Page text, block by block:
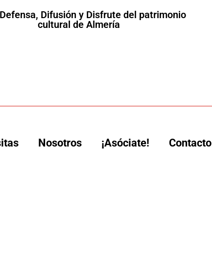
Difusión y Disfrute del patrimonio
cultural de Almería
Nosotros ¡Asóciate! Contacto